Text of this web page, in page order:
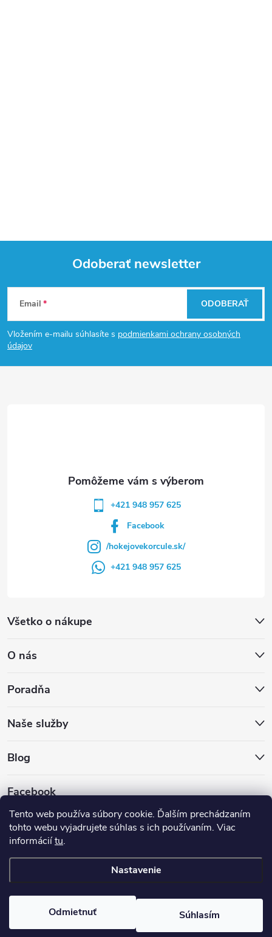
Tento web používa súbory cookie. Ďalším prechádzaním
tohto webu vyjadrujete súhlas s ich používaním. Viac
informáciítu.
Nastavenie
Odmietnuť Súhlasím
Z
á
p
Odoberať newsletter
Email
Vložením e-mailu súhlasíte s podmienkami ochrany osobných
údajov
ODOBERAŤ
Všetko o nákupe
O nás
Poradňa
Naše služby
Blog
Facebook
+421 948 957 625
Facebook
/hokejovekorcule.sk/
+421 948 957 625
Hokejovekorcule.sk. Všetky práva vyhradené.